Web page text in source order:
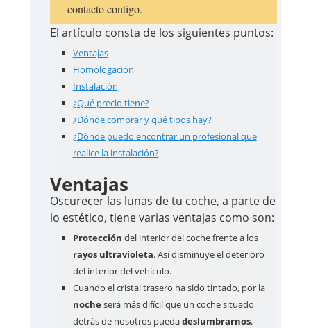
contacto contigo.
El artículo consta de los siguientes puntos:
Ventajas
Homologación
Instalación
¿Qué precio tiene?
¿Dónde comprar y qué tipos hay?
¿Dónde puedo encontrar un profesional que
realice la instalación?
Ventajas
Oscurecer las lunas de tu coche, a parte de
lo estético, tiene varias ventajas como son:
Protección del interior del coche frente a los
rayos ultravioleta. Así disminuye el deterioro
del interior del vehículo.
Cuando el cristal trasero ha sido tintado, por la
noche será más difícil que un coche situado
detrás de nosotros puedadeslumbrarnos.